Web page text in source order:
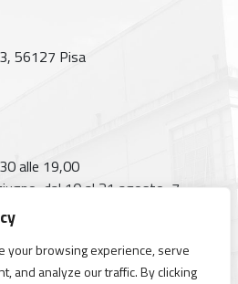
your browsing experience, serve
and analyze our traffic. By clicking
56127 Pisa
alle 19,00
dal 10 al 21 agosto, 7